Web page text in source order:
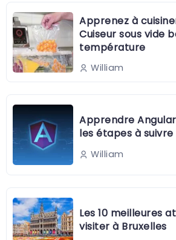
Apprenez à
Cuiseur sous vide
température
William
Apprendre
les étapes à suivre
William
Les 10 meilleures
visiter à Bruxelles